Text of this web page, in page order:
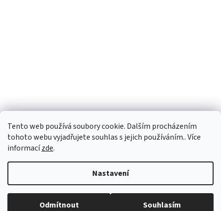
Tento web používá soubory cookie. Dalším procházením
tohoto webu vyjadřujete souhlas s jejich používáním.. Více
informacízde.
Nastavení
Odmítnout Souhlasím
Copyright 2026PEGASPLUS. Všechna práva vyhrazena.Upravit